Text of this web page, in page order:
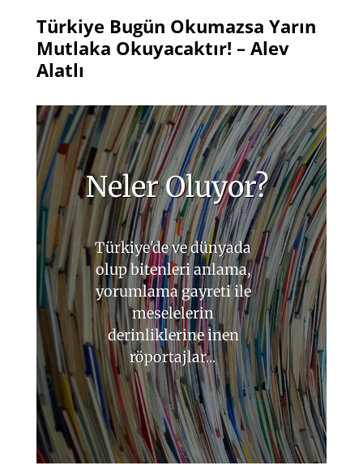
Türkiye Bugün Okumazsa Yarın
Mutlaka Okuyacaktır! – Alev
Alatlı
Neler Oluyor?
Türkiye'de ve dünyada
olup bitenleri anlama,
yorumlama gayreti ile
meselelerin
derinliklerine inen
röportajlar...